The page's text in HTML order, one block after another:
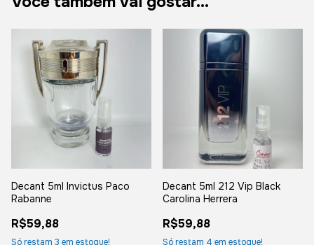
Decant 5ml Invictus Paco
Rabanne
R$59,88
Só restam 3 em estoque!
Decant 5ml 212 Vip Black
Carolina Herrera
R$59,88
Só restam 4 em estoque!